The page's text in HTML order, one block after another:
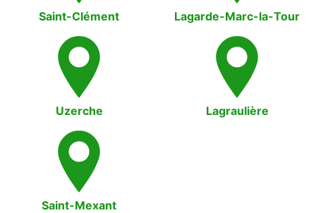
Saint-Clément Lagarde-Marc-la-Tour
Uzerche Lagraulière
Saint-Mexant